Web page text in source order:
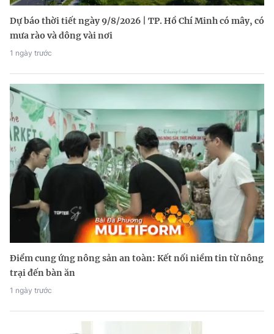
Dự báo thời tiết ngày 9/8/2026 | TP. Hồ Chí Minh có mây, có
mưa rào và dông vài nơi
1 ngày trước
Điểm cung ứng nông sản an toàn: Kết nối niềm tin từ nông
trại đến bàn ăn
1 ngày trước